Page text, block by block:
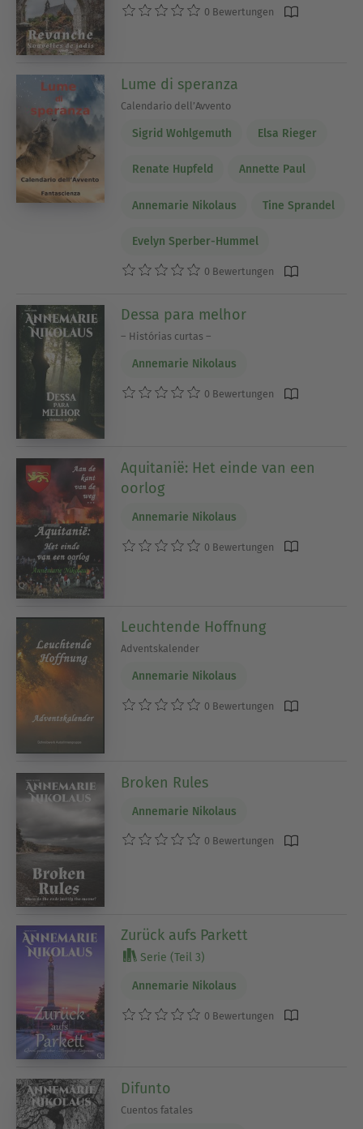
0 Bewertungen
Lume di speranza
Calendario dell’Avvento
Sigrid Wohlgemuth Elsa Rieger
Renate Hupfeld Annette Paul
Annemarie Nikolaus Tine Sprandel
Evelyn Sperber-Hummel
0 Bewertungen
Dessa para melhor
– Histórias curtas –
Annemarie Nikolaus
0 Bewertungen
Aquitanië: Het einde van een
oorlog
Annemarie Nikolaus
0 Bewertungen
Leuchtende Hoffnung
Adventskalender
Annemarie Nikolaus
0 Bewertungen
Broken Rules
Annemarie Nikolaus
0 Bewertungen
Zurück aufs Parkett
Serie (Teil 3)
Annemarie Nikolaus
0 Bewertungen
Difunto
Cuentos fatales